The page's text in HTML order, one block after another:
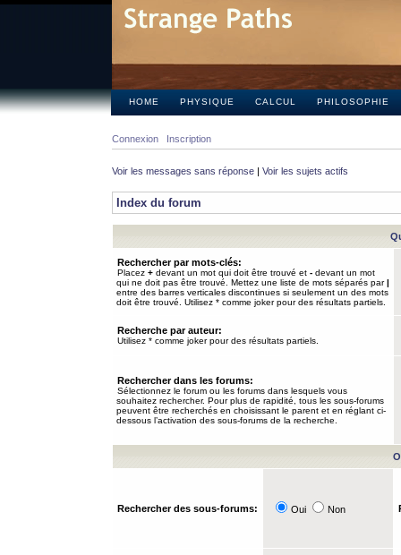
HOME PHYSIQUE CALCUL PHILOSOPHIE
Connexion Inscription
Voir les messages sans réponse | Voir les sujets actifs
Index du forum
Rechercher par mots-clés:
Placez + devant un mot qui doit être trouvé et - devant un mot
qui ne doit pas être trouvé. Mettez une liste de mots séparés par|
entre des barres verticales discontinues si seulement un des mots
doit être trouvé. Utilisez * comme joker pour des résultats partiels.
Recherche par auteur:
Utilisez * comme joker pour des résultats partiels.
Rechercher dans les forums:
Sélectionnez le forum ou les forums dans lesquels vous
souhaitez rechercher. Pour plus de rapidité, tous les sous-forums
peuvent être recherchés en choisissant le parent et en réglant ci-
dessous l’activation des sous-forums de la recherche.
Rechercher des sous-forums: Oui Non